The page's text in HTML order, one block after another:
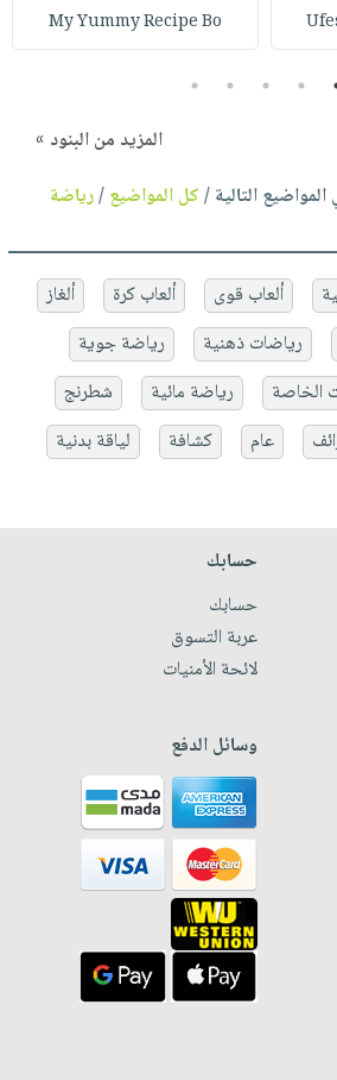
My Yummy Recipe Bo
2
3
4
5
المزيد من البنود »
التالية /كل المواضيع/رياضة
ألعاب قوى ألعاب كرة
ألغاز
رياضات ذهنية
رياضة جوية
الخاصة
رياضة مائية
شطرنج
عام كشافة لياقة بدنية
حسابك
حسابك
عربة التسوق
لائحة الأمنيات
وسائل الدفع